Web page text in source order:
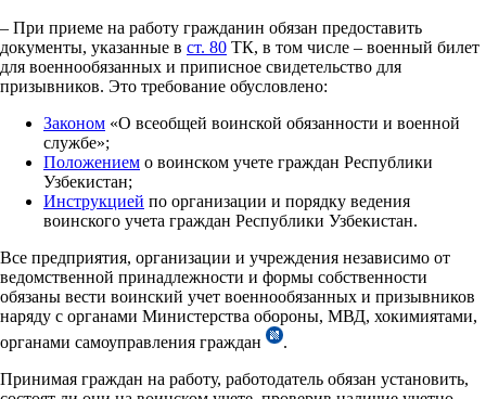
– При приеме на работу гражданин обязан предоставить
документы, указанные в ст. 80 ТК, в том числе – военный билет
для военнообязанных и приписное свидетельство для
призывников. Это требование обусловлено:
Законом «О всеобщей воинской обязанности и военной
службе»;
Положением о воинском учете граждан Республики
Узбекистан;
Инструкцией по организации и порядку ведения
воинского учета граждан Республики Узбекистан.
Все предприятия, организации и учреждения независимо от
ведомственной принадлежности и формы собственности
обязаны вести воинский учет военнообязанных и призывников
наряду с органами Министерства обороны, МВД, хокимиятами,
органами самоуправления граждан
.
Принимая граждан на работу, работодатель обязан установить,